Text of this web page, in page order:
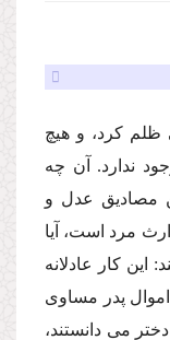
كرد، و هیچ
ندارد. آن چه
مصادیق عدل و
مرد است، آیا
كار عادلانه
پدر مساوى
مى دانستند،